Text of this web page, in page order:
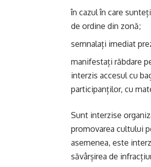
în cazul în care
de ordine din zonă;
semnalați imediat
manifestați răbdare
interzis accesul cu
participanților, cu
Sunt interzise
promovarea cultului
asemenea, este
săvârșirea de